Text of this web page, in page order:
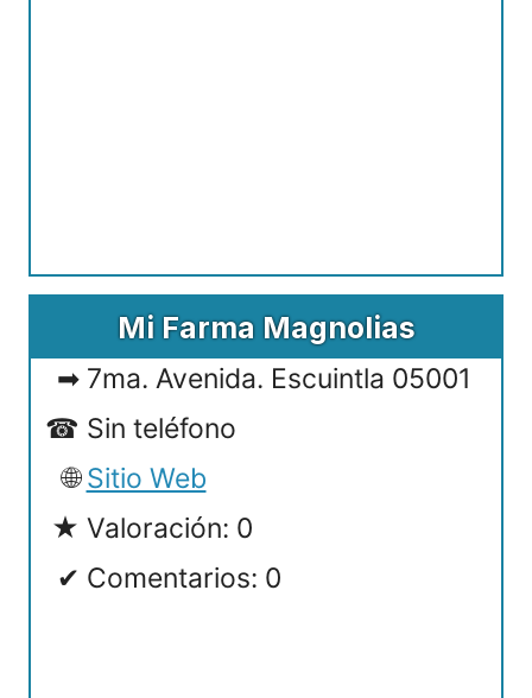
Mi Farma Magnolias
7ma. Avenida. Escuintla 05001
Sin teléfono
Sitio Web
Valoración: 0
Comentarios: 0